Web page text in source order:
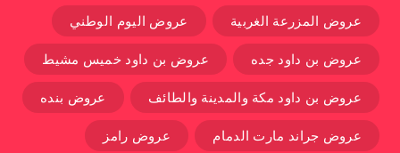
عروض المزرعة الغربية عروض اليوم الوطني
عروض بن داود جده عروض بن داود خميس مشيط
عروض بن داود مكة والمدينة والطائف عروض بنده
عروض جراند مارت الدمام عروض رامز